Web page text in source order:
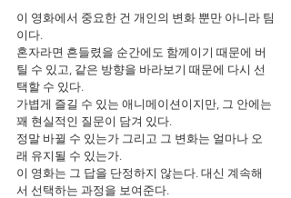
이 영화에서 중요한 건 개인의 변화 뿐만 아니라 팀
이다.
혼자라면 흔들렸을 순간에도 함께이기 때문에 버
틸 수 있고, 같은 방향을 바라보기 때문에 다시 선
택할 수 있다.
가볍게 즐길 수 있는 애니메이션이지만, 그 안에는
꽤 현실적인 질문이 담겨 있다.
정말 바뀔 수 있는가 그리고 그 변화는 얼마나 오
래 유지될 수 있는가.
이 영화는 그 답을 단정하지 않는다. 대신 계속해
서 선택하는 과정을 보여준다.